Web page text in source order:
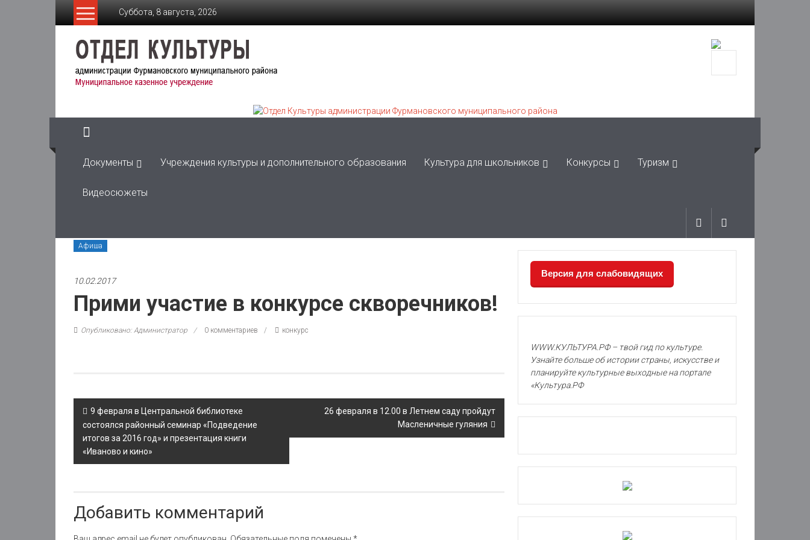
Суббота, 8 августа, 2026
Отдел
Культуры
Фурмановского
муниципального
района
Муниципальное
Документы Учреждения культуры и дополнительного образования Культура для школьников Конкурсы Туризм
Видеосюжеты
Афиша
10.02.2017
Прими участие в конкурсе скворечников!
Опубликовано: Администратор 0 комментариев конкурс
Post
navigation
9 февраля в Центральной библиотеке
состоялся районный семинар «Подведение
итогов за 2016 год» и презентация книги
«Иваново и кино»
26 февраля в 12.00 в Летнем саду пройдут
Масленичные гуляния
Добавить комментарий
Версия для слабовидящих
WWW.КУЛЬТУРА.РФ – твой гид по культуре.
Узнайте больше об истории страны, искусстве и
планируйте культурные выходные на портале
«Культура.РФ